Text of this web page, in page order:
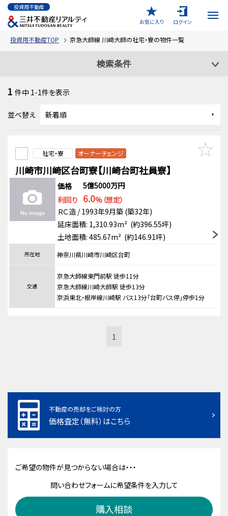
投資用不動産
お気に入り
ログイン
投資用不動産TOP 京急大師線 川崎大師の社宅・寮の物件一覧
検索条件
1 件中 1-1件を表示
並べ替え
社宅・寮 オーナーチェンジ
川崎市川崎区台町寮【川崎台町社員寮】
価格
5億5000万円
利回り 6.0%（想定）
ＲＣ造 / 1993年9月築 (築32年)
延床面積: 1,310.93m² (約396.55坪)
土地面積: 485.67m² (約146.91坪)
所在地 神奈川県川崎市川崎区台町
交通
京急大師線東門前駅 徒歩11分
京急大師線川崎大師駅 徒歩13分
京浜東北・根岸線川崎駅 バス13分「台町バス停」停歩1分
1
不動産の売却をご検討の方
価格査定（無料）はこちら
ご希望の物件が見つからない場合は・・・
問い合わせフォームに希望条件を入力して
購入相談